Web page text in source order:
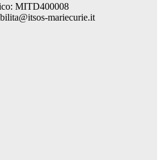
MITD400008
mariecurie.it